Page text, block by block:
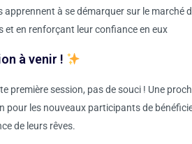
apprennent à se démarquer sur le marché
et en renforçant leur confiance en eux
à venir !
première session, pas de souci ! Une
pour les nouveaux participants de
de leurs rêves.